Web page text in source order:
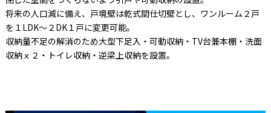
将来の人口減に備え、戸境壁は乾式間仕切壁とし、ワンルーム２戸
を１LDK～２DK１戸に変更可能。
収納量不足の解消のため大型下足入・可動収納・TV台兼本棚・洗面
収納ｘ２・トイレ収納・逆梁上収納を設置。